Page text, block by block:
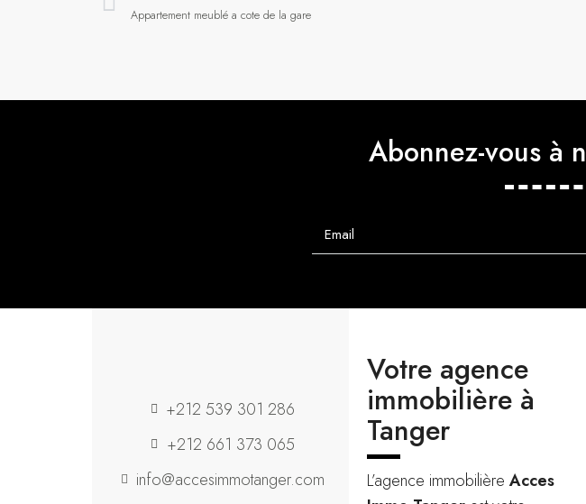
Appartement meublé a cote de la gare
Abonnez-vous à
+212 539 301 286
+212 661 373 065
info@accesimmotanger.com
Votre agence
immobilière à
Tanger
L’agence immobilière Acces